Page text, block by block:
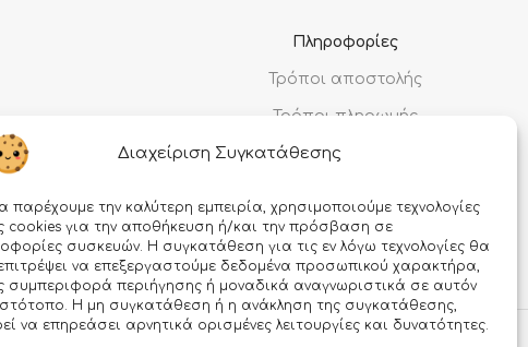
Διαχείριση Συγκατάθεσης
παρέχουμε την καλύτερη εμπειρία, χρησιμοποιούμε τεχνολογίες
cookies για την αποθήκευση ή/και την πρόσβαση σε
συσκευών. Η συγκατάθεση για τις εν λόγω τεχνολογίες θα
να επεξεργαστούμε δεδομένα προσωπικού χαρακτήρα,
συμπεριφορά περιήγησης ή μοναδικά αναγνωριστικά σε αυτόν
Η μη συγκατάθεση ή η ανάκληση της συγκατάθεσης,
να επηρεάσει αρνητικά ορισμένες λειτουργίες και δυνατότητες.
Πληροφορίες
Τρόποι αποστολής
Τρόποι πληρωμής
Όροι χρήσης
Ασφάλεια συναλλαγών